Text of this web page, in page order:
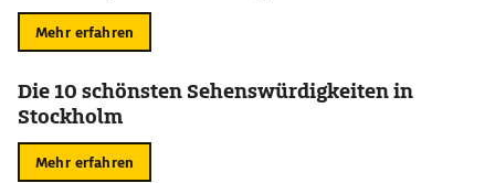
Mehr erfahren
Die 10 schönsten Sehenswürdigkeiten in
Stockholm
Mehr erfahren